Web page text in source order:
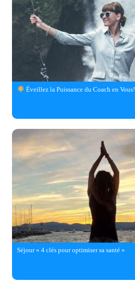
Éveillez la Puissance du Coach en Vous!
Séjour « 4 clés pour optimiser sa santé »